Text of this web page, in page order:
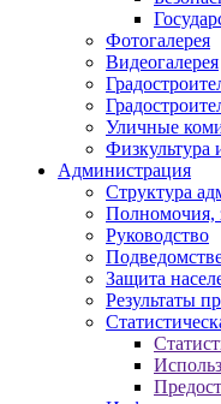
Фотогалерея
Видеогалерея
Уличные
Физкультура
Администрация
Структура
Полномочия,
Руководство
Защита
Результаты